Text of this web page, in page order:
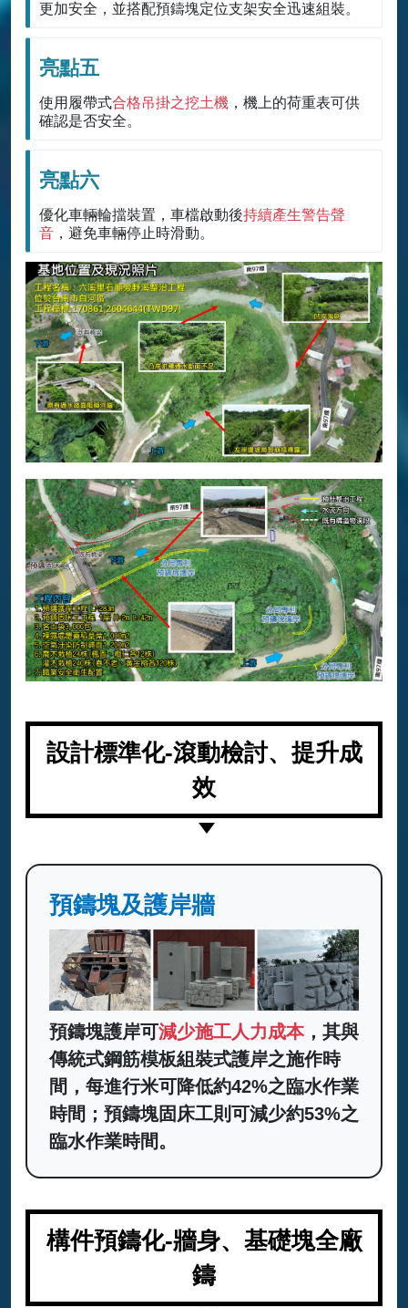
更加安全，並搭配預鑄塊定位支架安全迅速組裝。
亮點五
使用履帶式合格吊掛之挖土機 ，機上的荷重表可供
確認是否安全。
亮點六
優化車輛輪擋裝置，車檔啟動後持續產生警告聲
音 ，避免車輛停止時滑動。
設計標準化-滾動檢討、提升成
效
預鑄塊及護岸牆
預鑄塊護岸可減少施工人力成本，其與
傳統式鋼筋模板組裝式護岸之施作時
間，每進行米可降低約42%之臨水作業
時間；預鑄塊固床工則可減少約53%之
臨水作業時間。
構件預鑄化-牆身、基礎塊全廠
鑄